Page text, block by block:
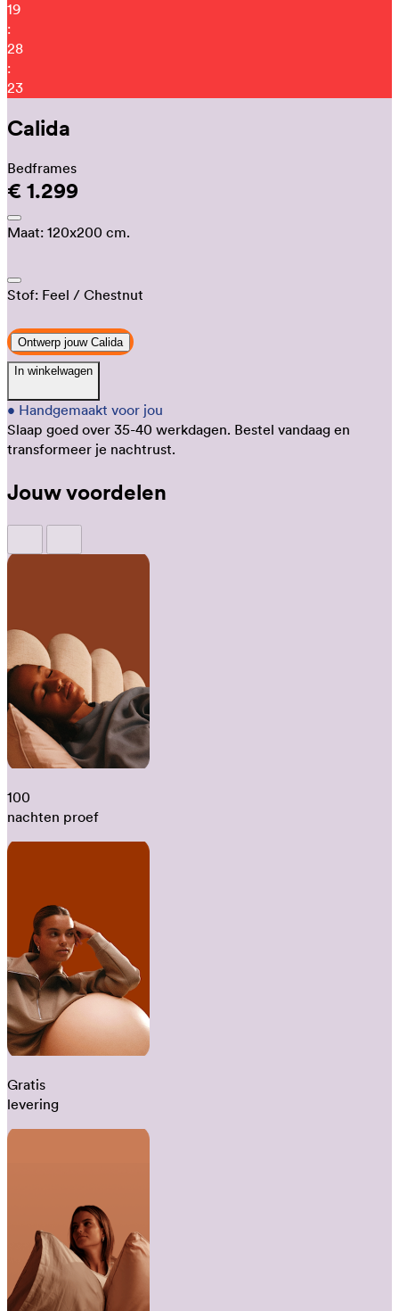
19
:
28
:
12
Calida
Bedframes
€ 1.299
Maat: 120x200 cm.
Stof: Feel / Chestnut
Ontwerp jouw Calida
In winkelwagen
• Handgemaakt voor jou
Slaap goed over 35-40 werkdagen. Bestel vandaag en
transformeer je nachtrust.
Jouw voordelen
100
nachten proef
Gratis
levering